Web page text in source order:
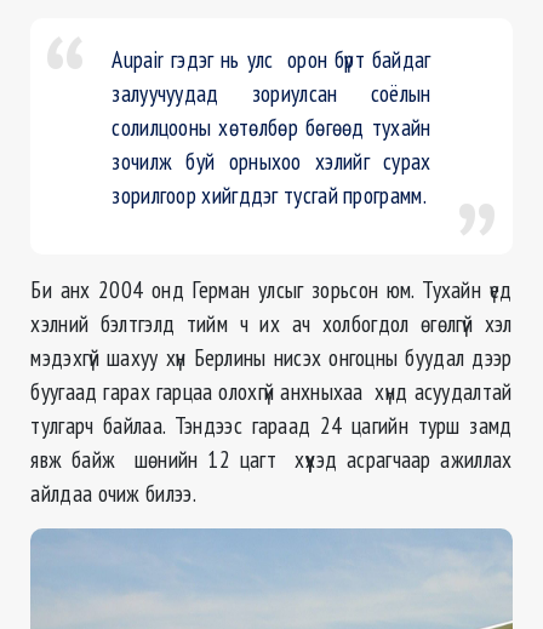
Aupair гэдэг нь улс орон бүрт байдаг
залуучуудад зориулсан соёлын
солилцооны хөтөлбөр бөгөөд тухайн
зочилж буй орныхоо хэлийг сурах
зорилгоор хийгддэг тусгай программ.
Би анх 2004 онд Герман улсыг зорьсон юм. Тухайн үед
хэлний бэлтгэлд тийм ч их ач холбогдол өгөлгүй хэл
мэдэхгүй шахуу хүн Берлины нисэх онгоцны буудал дээр
буугаад гарах гарцаа олохгүй анхныхаа хүнд асуудалтай
тулгарч байлаа. Тэндээс гараад 24 цагийн турш замд
явж байж шөнийн 12 цагт хүүхэд асрагчаар ажиллах
айлдаа очиж билээ.